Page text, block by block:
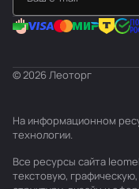
© 2026 Леоторг
На информационном
технологии.
Все ресурсы сайта
текстовую,